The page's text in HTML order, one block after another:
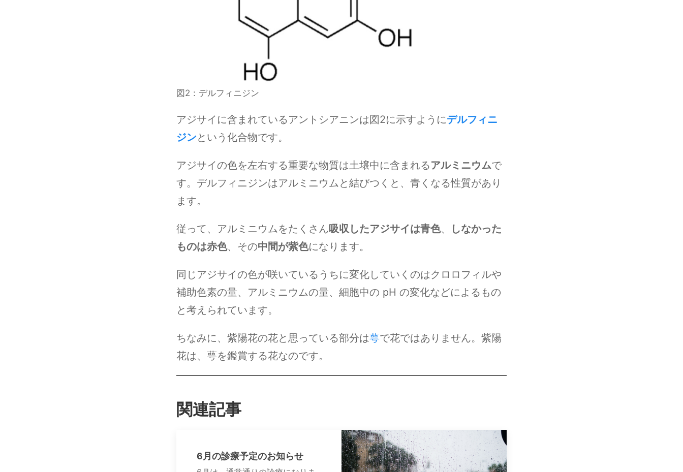
図2：デルフィニジン
アジサイに含まれているアントシアニンは図2に示すようにデルフィニ
ジンという化合物です。
アジサイの色を左右する重要な物質は土壌中に含まれるアルミニウムで
す。デルフィニジンはアルミニウムと結びつくと、青くなる性質があり
ます。
従って、アルミニウムをたくさん吸収したアジサイは青色、
しなかった
ものは赤色、その中間が紫色になります。
同じアジサイの色が咲いているうちに変化していくのはクロロフィルや
補助色素の量、アルミニウムの量、細胞中の pH の変化などによるもの
と考えられています。
ちなみに、紫陽花の花と思っている部分は萼で花ではありません。紫陽
花は、萼を鑑賞する花なのです。
関連記事
6月の診療予定のお知らせ